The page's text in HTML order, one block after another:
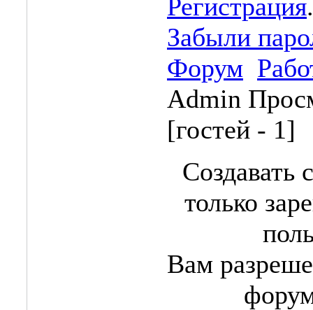
Регистрация.
Забыли
Форум
Admin
[гостей - 1]
Создавать
только
Вам